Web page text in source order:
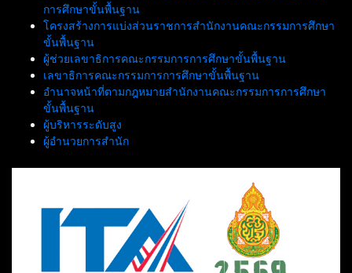
การศึกษาขั้นพื้นฐาน
โครงสร้างการแบ่งส่วนราชการสำนักงานคณะกรรมการศึกษา
ขั้นพื้นฐาน
ผู้ช่วยเลขาธิการคณะกรรมการการศึกษาขั้นพื้นฐาน
เลขาธิการคณะกรรมการการศึกษาขั้นพื้นฐาน
อำนาจหน้าที่ตามกฎหมายสำนักงานคณะกรรมการการศึกษา
ขั้นพื้นฐาน
ผู้บริหารระดับสูง
ผู้อำนวยการสำนัก